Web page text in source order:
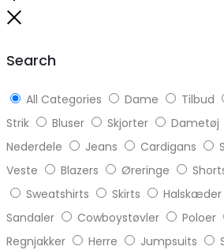
Search
All Categories Dame Tilbud
Strik
Bluser Skjorter Dametøj
Nederdele
Jeans Cardigans
Veste
Blazers Øreringe
Sweatshirts
Skirts Halskæder
Sandaler
Cowboystøvler Poloer
Regnjakker
Herre Jumpsuits